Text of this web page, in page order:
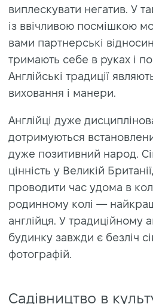
виплескувати негатив. У
із ввічливою посмішкою
вами партнерські
тримають себе в руках і
Англійські традиції
виховання і манери.
Англійці дуже
дотримуються
дуже позитивний народ.
цінність у Великій
проводити час удома в
родинному колі —
англійця. У традиційному
будинку завжди є безліч
фотографій.
Садівництво в